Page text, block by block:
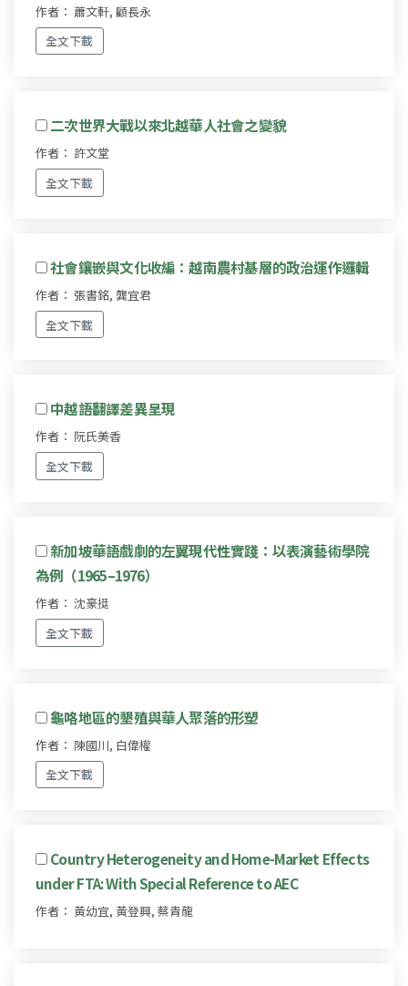
作者： 蕭文軒, 顧長永
全文下載
二次世界大戰以來北越華人社會之變貌
作者： 許文堂
全文下載
社會鑲嵌與文化收編：越南農村基層的政治運作邏輯
作者： 張書銘, 龔宜君
全文下載
中越語翻譯差異呈現
作者： 阮氏美香
全文下載
新加坡華語戲劇的左翼現代性實踐：以表演藝術學院
為例（1965–1976）
作者： 沈豪挺
全文下載
龜咯地區的墾殖與華人聚落的形塑
作者： 陳國川, 白偉權
全文下載
Country Heterogeneity and Home-Market Effects
under FTA: With Special Reference to AEC
作者： 黃幼宜, 黃登興, 蔡青龍